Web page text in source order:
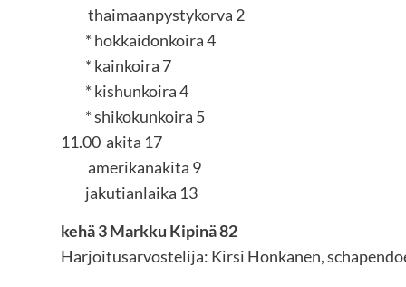
thaimaanpystykorva 2
* hokkaidonkoira 4
* kainkoira 7
* kishunkoira 4
* shikokunkoira 5
11.00 akita 17
amerikanakita 9
jakutianlaika 13
kehä 3 Markku Kipinä 82
Harjoitusarvostelija: Kirsi Honkanen,